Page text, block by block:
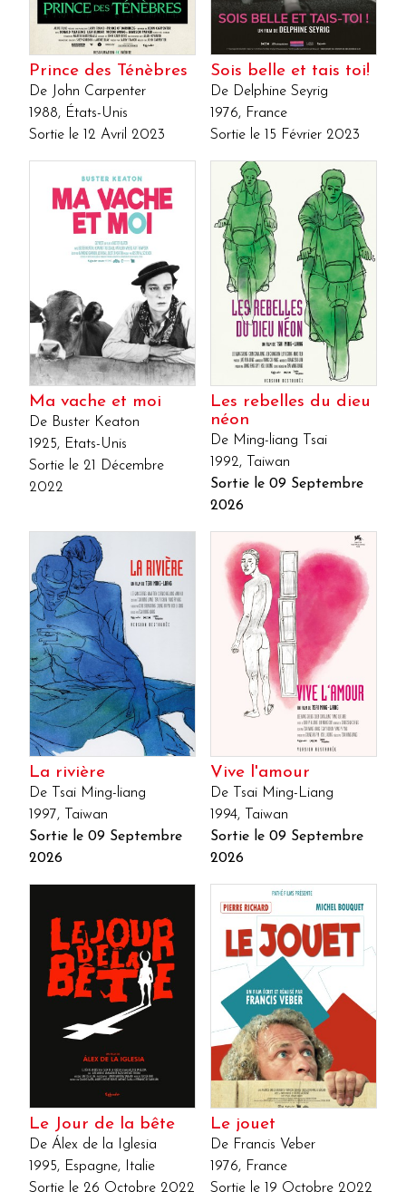
Prince des Ténèbres
De John Carpenter
1988, États-Unis
Sortie le 12 Avril 2023
Sois belle et tais toi!
De Delphine Seyrig
1976, France
Sortie le 15 Février 2023
Ma vache et moi
De Buster Keaton
1925, Etats-Unis
Sortie le 21 Décembre
2022
Les rebelles du dieu
néon
De Ming-liang Tsai
1992, Taiwan
Sortie le 09 Septembre
2026
La rivière
De Tsai Ming-liang
1997, Taiwan
Sortie le 09 Septembre
2026
Vive l'amour
De Tsai Ming-Liang
1994, Taiwan
Sortie le 09 Septembre
2026
Le Jour de la bête
De Álex de la Iglesia
1995, Espagne, Italie
Sortie le 26 Octobre 2022
Le jouet
De Francis Veber
1976, France
Sortie le 19 Octobre 2022